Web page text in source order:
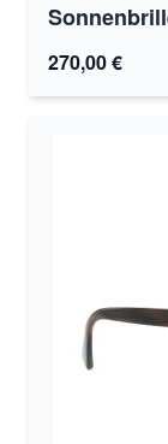
270,00 €